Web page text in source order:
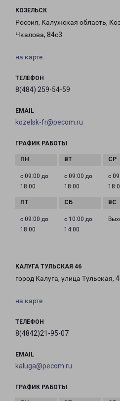
КОЗЕЛЬСК
Россия, Калужская область,
Чкалова, 84с3
на карте
ТЕЛЕФОН
8(484) 259-54-59
EMAIL
kozelsk-fr@pecom.ru
ГРАФИК РАБОТЫ
с 09:00 до
18:00
с 09:00 до
18:00
с
с 09:00 до
18:00
с 10:00 до
14:00
КАЛУГА ТУЛЬСКАЯ 46
город Калуга, улица Тульская,
на карте
ТЕЛЕФОН
8(4842)21-95-07
EMAIL
kaluga@pecom.ru
ГРАФИК РАБОТЫ